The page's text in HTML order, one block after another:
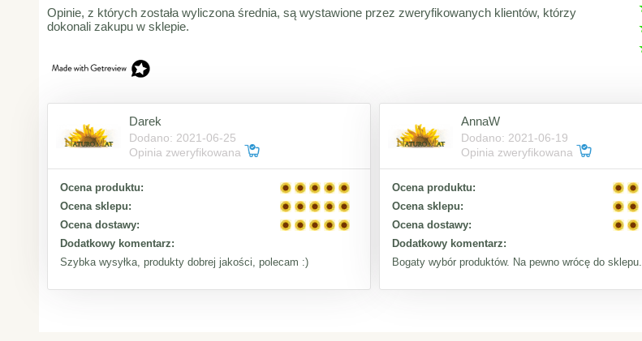
Opinie, z których została wyliczona średnia, są wystawione przez zweryfikowanych klientów, którzy
dokonali zakupu w sklepie.
Darek
Dodano: 2021-06-25
Opinia zweryfikowana
Ocena produktu:
Ocena sklepu:
Ocena dostawy:
Dodatkowy komentarz:
Szybka wysyłka, produkty dobrej jakości, polecam :)
AnnaW
Dodano: 2021-06-19
Opinia zweryfikowana
Ocena produktu:
Ocena sklepu:
Ocena dostawy:
Dodatkowy komentarz:
Bogaty wybór produktów. Na pewno wrócę do sklepu.